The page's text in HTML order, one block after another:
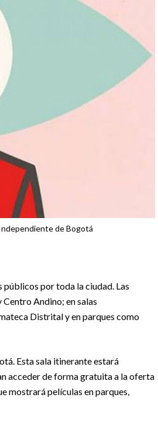
de Bogotá
por toda la ciudad. Las
Andino; en salas
Distrital y en parques como
Esta sala itinerante estará
acceder de forma gratuita a la oferta
mostrará películas en parques,